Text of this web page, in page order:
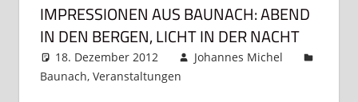
IMPRESSIONEN AUS BAUNACH: ABEND
IN DEN BERGEN, LICHT IN DER NACHT
18. Dezember 2012
Johannes Michel
Baunach, Veranstaltungen